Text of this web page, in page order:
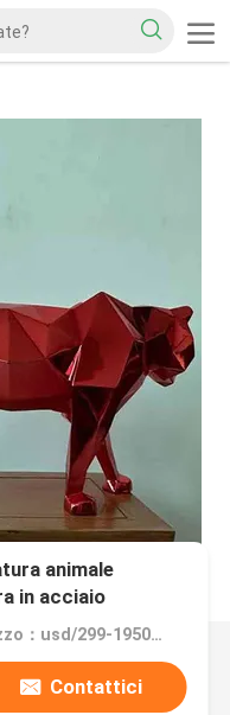
animale
in acciaio
Prezzo：usd/299-19500/Piece
Contattici